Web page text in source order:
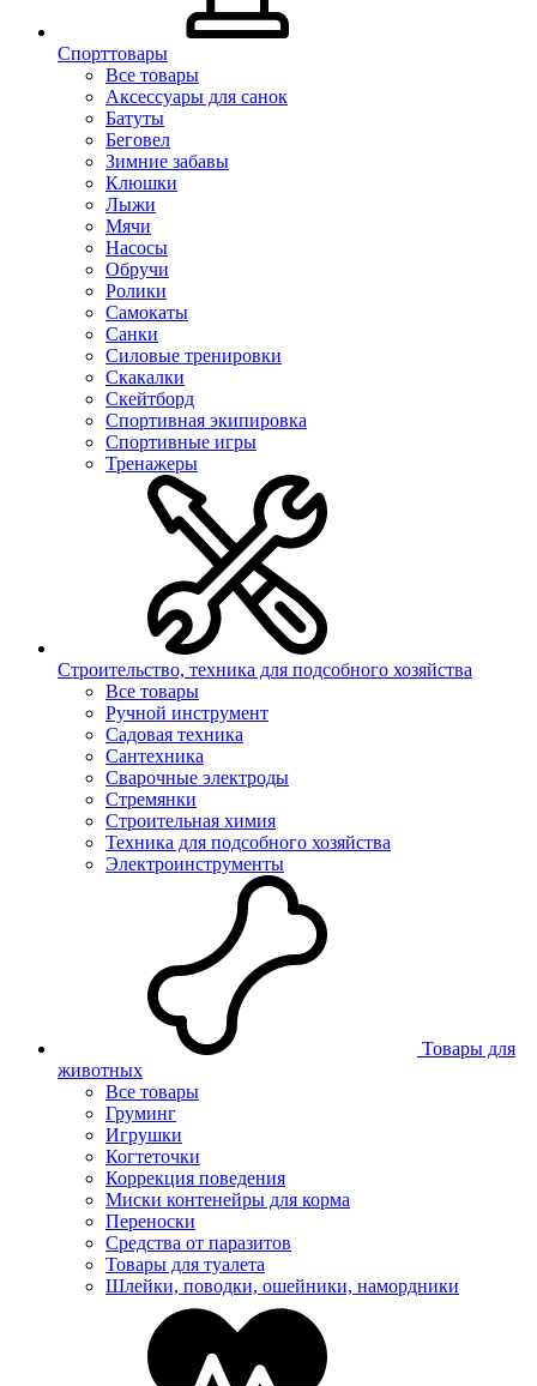
Спорттовары
Все товары
Аксессуары для санок
Батуты
Беговел
Зимние забавы
Клюшки
Лыжи
Мячи
Насосы
Обручи
Ролики
Самокаты
Санки
Силовые тренировки
Скакалки
Скейтборд
Спортивная экипировка
Спортивные игры
Тренажеры
Строительство, техника для подсобного хозяйства
Все товары
Ручной инструмент
Садовая техника
Сантехника
Сварочные электроды
Стремянки
Строительная химия
Техника для подсобного хозяйства
Электроинструменты
Товары для
животных
Все товары
Груминг
Игрушки
Когтеточки
Коррекция поведения
Миски контенейры для корма
Переноски
Средства от паразитов
Товары для туалета
Шлейки, поводки, ошейники, намордники